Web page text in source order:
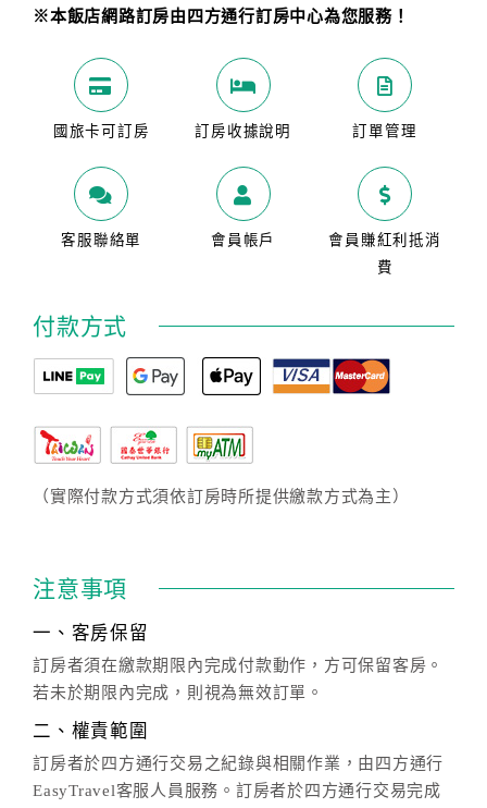
※本飯店網路訂房由四方通行訂房中心為您服務！
國旅卡可訂房 訂房收據說明 訂單管理
客服聯絡單 會員帳戶
會員賺紅利抵消
費
付款方式
（實際付款方式須依訂房時所提供繳款方式為主）
注意事項
一、客房保留
訂房者須在繳款期限內完成付款動作，方可保留客房。
若未於期限內完成，則視為無效訂單。
二、權責範圍
訂房者於四方通行交易之紀錄與相關作業，由四方通行
EasyTravel客服人員服務。訂房者於四方通行交易完成